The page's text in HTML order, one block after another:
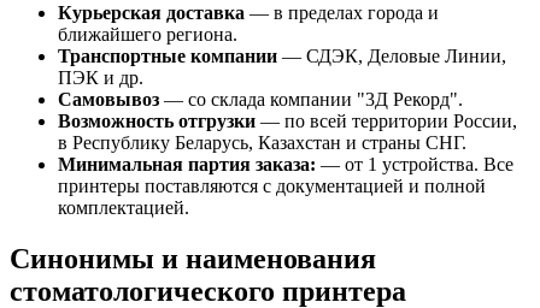
Курьерская доставка — в пределах города и
ближайшего региона.
Транспортные компании — СДЭК, Деловые Линии,
ПЭК и др.
Самовывоз — со склада компании "3Д Рекорд".
Возможность отгрузки — по всей территории России,
в Республику Беларусь, Казахстан и страны СНГ.
Минимальная партия заказа: — от 1 устройства. Все
принтеры поставляются с документацией и полной
комплектацией.
Синонимы и наименования
стоматологического принтера